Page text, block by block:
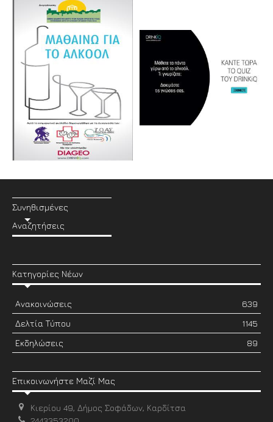
Συνηθισμένες
Αναζητήσεις
Κατηγορίες Νέων
Ανακοινώσεις
639
Δελτία Τύπου
1145
Εκδηλώσεις
89
Επικοινωνήστε Μαζί Μας
Κιερίου 49, Δήμος Σοφάδων, Καρδίτσα